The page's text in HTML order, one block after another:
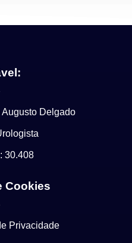
Augusto Delgado
30.408
Cookies
Privacidade